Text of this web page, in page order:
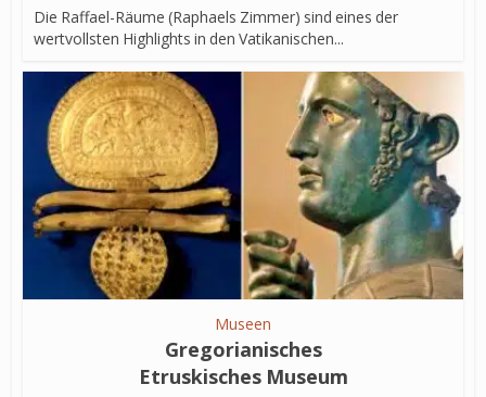
Die Raffael-Räume (Raphaels Zimmer) sind eines der
wertvollsten Highlights in den Vatikanischen...
Museen
Gregorianisches
Etruskisches Museum